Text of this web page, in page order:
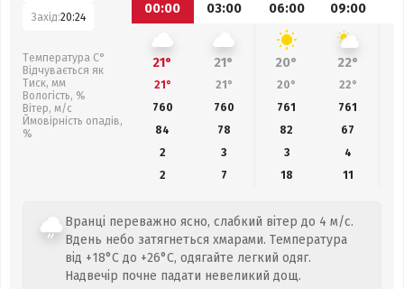
Захід:20:24
Температура С°
Відчувається як
Тиск, мм
Вологість, %
Вітер, м/с
Ймовірність опадів,
%
00:00
03:00 06:00 09:00
21° 21° 20° 22°
21° 21° 20° 22°
760
760 761 761
84
78 82 67
2
3 3
4
2
7 18 11
Вранці переважно ясно, слабкий вітер до 4 м/с.
Вдень небо затягнеться хмарами. Температура
від +18°C до +26°C, одягайте легкий одяг.
Надвечір почне падати невеликий дощ.